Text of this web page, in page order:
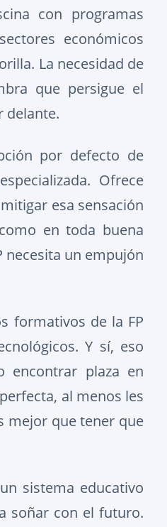
con programas
económicos
La necesidad de
que persigue el
delante.
por defecto de
Ofrece
esa sensación
en toda buena
necesita un empujón
formativos de la FP
Y sí, eso
plaza en
al menos les
mejor que tener que
sistema educativo
soñar con el futuro.